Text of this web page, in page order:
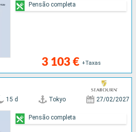
3 103 € +Taxas
Pensão completa
15 d Tokyo 27/02/2027
Pensão completa